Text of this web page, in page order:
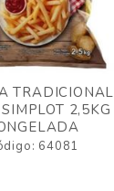
TRADICIONAL
2,5KG
64081